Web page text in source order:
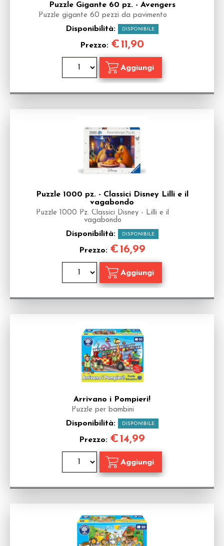
Puzzle Gigante 60 pz. - Avengers
Puzzle gigante 60 pezzi da pavimento
Disponibilità: DISPONIBILE
Prezzo: €11,90
Puzzle 1000 pz. - Classici Disney Lilli e il
vagabondo
Puzzle 1000 Pz. Classici Disney - Lilli e il
vagabondo
Disponibilità: DISPONIBILE
Prezzo: €16,99
Arrivano i Pompieri!
Puzzle per bambini
Disponibilità: DISPONIBILE
Prezzo: €14,99